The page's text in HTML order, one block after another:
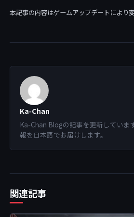
本記事の内容はゲームアップデートにより
Ka-Chan
Ka-Chan Blogの記事を更新していま
報を日本語でお届けします。
関連記事